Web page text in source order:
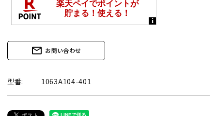
mail_outline お問い合わせ
型番: 1063A104-401